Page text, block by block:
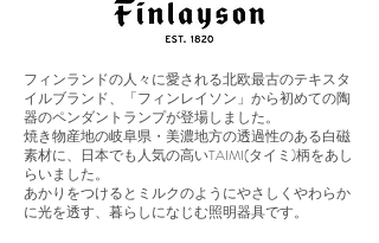
フィンランドの人々に愛される北欧最古のテキスタ
イルブランド、「フィンレイソン」から初めての陶
器のペンダントランプが登場しました。
焼き物産地の岐阜県・美濃地方の透過性のある白磁
素材に、日本でも人気の高いTAIMI(タイミ)柄をあし
らいました。
あかりをつけるとミルクのようにやさしくやわらか
に光を透す、暮らしになじむ照明器具です。​